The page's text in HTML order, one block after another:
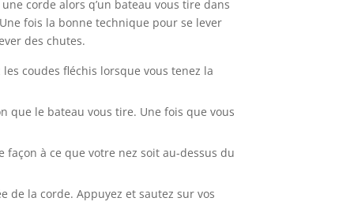
corde alors q’un bateau vous tire dans
fois la bonne technique pour se lever
des chutes.
coudes fléchis lorsque vous tenez la
que le bateau vous tire. Une fois que vous
façon à ce que votre nez soit au-dessus du
la corde. Appuyez et sautez sur vos